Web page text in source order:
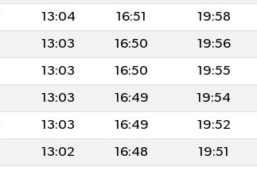
13:04 16:51 19:58
13:03 16:50 19:56
13:03 16:50 19:55
13:03 16:49 19:54
13:03 16:49 19:52
13:02 16:48 19:51